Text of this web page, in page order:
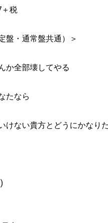
税
盤・通常盤共通）＞
か全部壊してやる
たなら
けない貴方とどうにかなり